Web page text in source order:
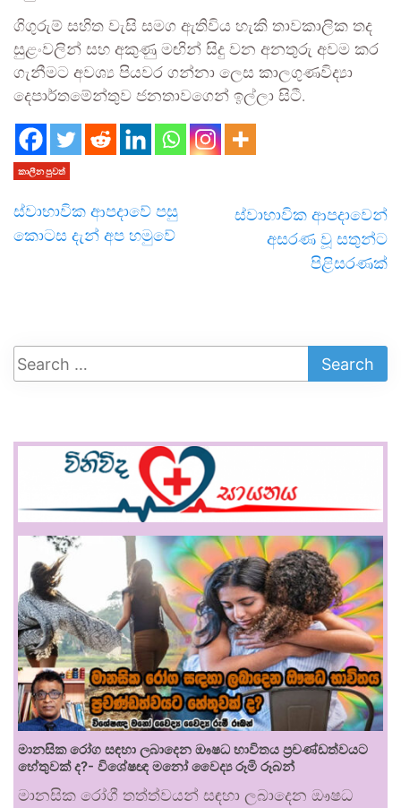
ගිගුරුම් සහිත වැසි සමග ඇතිවිය හැකි තාවකාලික තද
සුළංවලින් සහ අකුණු මඟින් සිදු වන අනතුරු අවම කර
ගැනීමට අවශ්‍ය පියවර ගන්නා ලෙස කාලගුණවිද්‍යා
දෙපාර්තමේන්තුව ජනතාවගෙන් ඉල්ලා සිටී.
කාලීන පුවත්
ස්වාභාවික ආපදාවේ පසු
කොටස දැන් අප හමුවේ
ස්වාභාවික ආපදාවෙන්
අසරණ වූ සතුන්ට
පිළිසරණක්
මානසික රෝග සඳහා ලබාදෙන ඖෂධ භාවිතය ප්‍රචණ්ඩත්වයට
හේතුවක් ද?- විශේෂඥ මනෝ වෛද්‍ය රූමි රූබන්
මානසික රෝගී තත්ත්වයන් සඳහා ලබාදෙන ඖෂධ